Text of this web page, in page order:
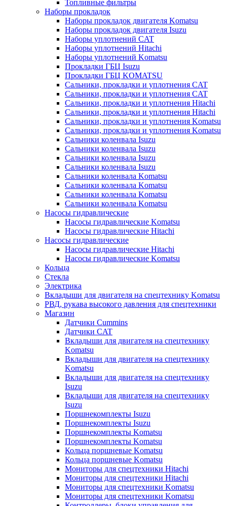
Топливные фильтры
Наборы прокладок
Наборы прокладок двигателя Komatsu
Наборы прокладок двигателя Isuzu
Наборы уплотнений CAT
Наборы уплотнений Hitachi
Наборы уплотнений Komatsu
Прокладки ГБЦ Isuzu
Прокладки ГБЦ KOMATSU
Сальники, прокладки и уплотнения CAT
Сальники, прокладки и уплотнения CAT
Сальники, прокладки и уплотнения Hitachi
Сальники, прокладки и уплотнения Hitachi
Сальники, прокладки и уплотнения Komatsu
Сальники, прокладки и уплотнения Komatsu
Сальники коленвала Isuzu
Сальники коленвала Isuzu
Сальники коленвала Isuzu
Сальники коленвала Isuzu
Сальники коленвала Komatsu
Сальники коленвала Komatsu
Сальники коленвала Komatsu
Сальники коленвала Komatsu
Насосы гидравлические
Насосы гидравлические Komatsu
Насосы гидравлические Hitachi
Насосы гидравлические
Насосы гидравлические Hitachi
Насосы гидравлические Komatsu
Кольца
Стекла
Электрика
Вкладыши для двигателя на спецтехнику Komatsu
РВД, рукава высокого давления для спецтехники
Магазин
Датчики Cummins
Датчики CAT
Вкладыши для двигателя на спецтехнику
Komatsu
Вкладыши для двигателя на спецтехнику
Komatsu
Вкладыши для двигателя на спецтехнику
Isuzu
Вкладыши для двигателя на спецтехнику
Isuzu
Поршнекомплекты Isuzu
Поршнекомплекты Isuzu
Поршнекомплекты Komatsu
Поршнекомплекты Komatsu
Кольца поршневые Komatsu
Кольца поршневые Komatsu
Мониторы для спецтехники Hitachi
Мониторы для спецтехники Hitachi
Мониторы для спецтехники Komatsu
Мониторы для спецтехники Komatsu